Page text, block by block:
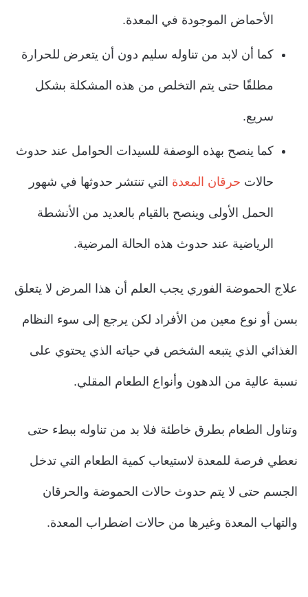
الأحماض الموجودة في المعدة.
كما أن لابد من تناوله سليم دون أن يتعرض للحرارة
مطلقًا حتى يتم التخلص من هذه المشكلة بشكل
سريع.
كما ينصح بهذه الوصفة للسيدات الحوامل عند حدوث
حالات حرقان المعدة التي تنتشر حدوثها في شهور
الحمل الأولى وينصح بالقيام بالعديد من الأنشطة
الرياضية عند حدوث هذه الحالة المرضية.
علاج الحموضة الفوري يجب العلم أن هذا المرض لا يتعلق
بسن أو نوع معين من الأفراد لكن يرجع إلى سوء النظام
الغذائي الذي يتبعه الشخص في حياته الذي يحتوي على
نسبة عالية من الدهون وأنواع الطعام المقلي.
وتناول الطعام بطرق خاطئة فلا بد من تناوله ببطء حتى
نعطي فرصة للمعدة لاستيعاب كمية الطعام التي تدخل
الجسم حتى لا يتم حدوث حالات الحموضة والحرقان
والتهاب المعدة وغيرها من حالات اضطراب المعدة.